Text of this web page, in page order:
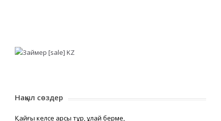
Нақыл сөздер
Қайғы келсе қарсы тұр, құлай берме,